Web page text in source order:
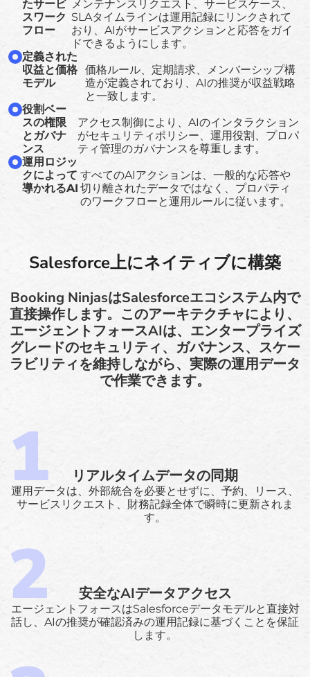
たサービ
スワーク
フロー
メンテナンスリクエスト、サービスケース、
SLAタイムラインは運用記録にリンクされて
おり、AIがサービスアクションと応答をガイ
ドできるようにします。
定義された
収益と価格
モデル
価格ルール、定期請求、メンバーシップ構
造が定義されており、AIの推奨が収益戦略
と一致します。
役割ベー
スの権限
とガバナ
ンス
アクセス制御により、AIのインタラクション
がセキュリティポリシー、運用役割、プロパ
ティ管理のガバナンスを尊重します。
運用ロジッ
クによって
導かれるAI
すべてのAIアクションは、一般的な応答や
切り離されたデータではなく、プロパティ
のワークフローと運用ルールに従います。
Salesforce上にネイティブに構築
Booking NinjasはSalesforceエコシステム内で
直接操作します。このアーキテクチャにより、
エージェントフォースAIは、エンタープライズ
グレードのセキュリティ、ガバナンス、スケー
ラビリティを維持しながら、実際の運用データ
で作業できます。
リアルタイムデータの同期
運用データは、外部統合を必要とせずに、予約、リース、
サービスリクエスト、財務記録全体で瞬時に更新されま
す。
安全なAIデータアクセス
エージェントフォースはSalesforceデータモデルと直接対
話し、AIの推奨が確認済みの運用記録に基づくことを保証
します。